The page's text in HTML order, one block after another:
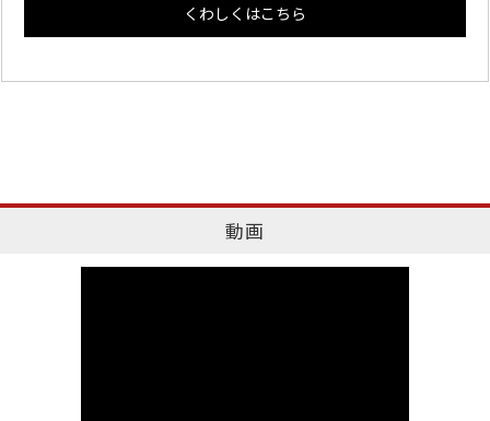
くわしくはこちら
動画